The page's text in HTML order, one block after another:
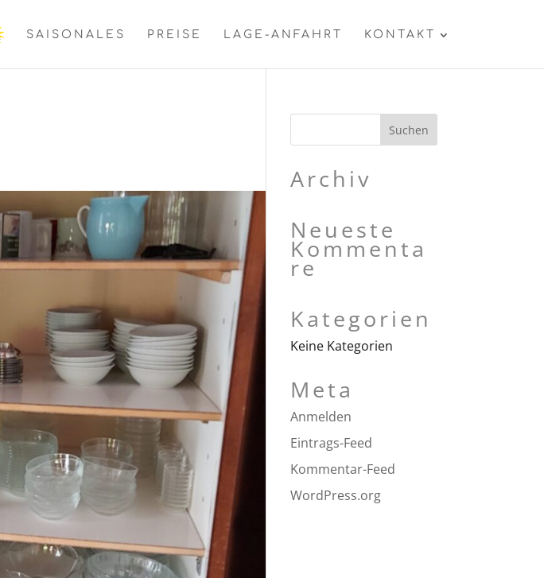
SAISONALES PREISE LAGE-ANFAHRT KONTAKT
Archiv
Neueste
Kommenta
re
Kategorien
Keine Kategorien
Meta
Anmelden
Eintrags-Feed
Kommentar-Feed
WordPress.org